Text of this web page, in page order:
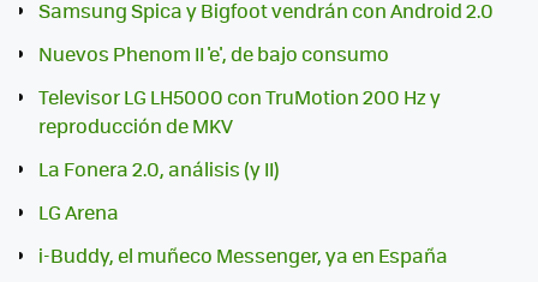
Samsung Spica y Bigfoot vendrán con Android 2.0
Nuevos Phenom II 'e', de bajo consumo
Televisor LG LH5000 con TruMotion 200 Hz y
reproducción de MKV
La Fonera 2.0, análisis (y II)
LG Arena
i-Buddy, el muñeco Messenger, ya en España